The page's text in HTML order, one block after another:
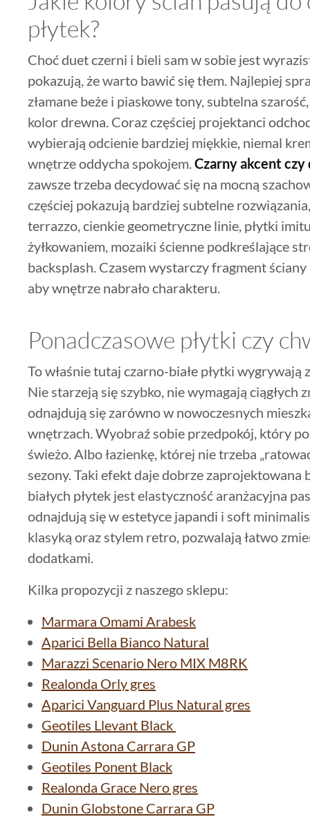
płytek?
Choć duet czerni i bieli sam w sobie jest
pokazują, że warto bawić się tłem. Najlepiej
złamane beże i piaskowe tony, subtelna
kolor drewna. Coraz częściej projektanci
wybierają odcienie bardziej miękkie, niemal
wnętrze oddycha spokojem. Czarny akcent czy
zawsze trzeba decydować się na mocną
częściej pokazują bardziej subtelne
terrazzo, cienkie geometryczne linie, płytki
żyłkowaniem, mozaiki ścienne podkreślające
backsplash. Czasem wystarczy fragment
aby wnętrze nabrało charakteru.
Ponadczasowe płytki czy
To właśnie tutaj czarno-białe płytki
Nie starzeją się szybko, nie wymagają ciągłych
odnajdują się zarówno w nowoczesnych
wnętrzach. Wyobraź sobie przedpokój, który
świeżo. Albo łazienkę, której nie trzeba
sezony. Taki efekt daje dobrze zaprojektowana
białych płytek jest elastyczność aranżacyjna
odnajdują się w estetyce japandi i soft
klasyką oraz stylem retro, pozwalają łatwo
dodatkami.
Kilka propozycji z naszego sklepu:
Marmara Omami Arabesk
Aparici Bella Bianco Natural
Marazzi Scenario Nero MIX M8RK
Realonda Orly gres
Aparici Vanguard Plus Natural gres
Geotiles Llevant Black
Dunin Astona Carrara GP
Geotiles Ponent Black
Realonda Grace Nero gres
Dunin Globstone Carrara GP